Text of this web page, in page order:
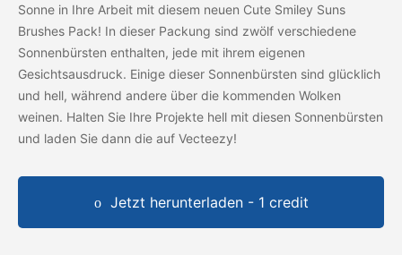
Sonne in Ihre Arbeit mit diesem neuen Cute Smiley Suns
Brushes Pack! In dieser Packung sind zwölf verschiedene
Sonnenbürsten enthalten, jede mit ihrem eigenen
Gesichtsausdruck. Einige dieser Sonnenbürsten sind glücklich
und hell, während andere über die kommenden Wolken
weinen. Halten Sie Ihre Projekte hell mit diesen Sonnenbürsten
und laden Sie dann die auf Vecteezy!
Jetzt herunterladen - 1 credit